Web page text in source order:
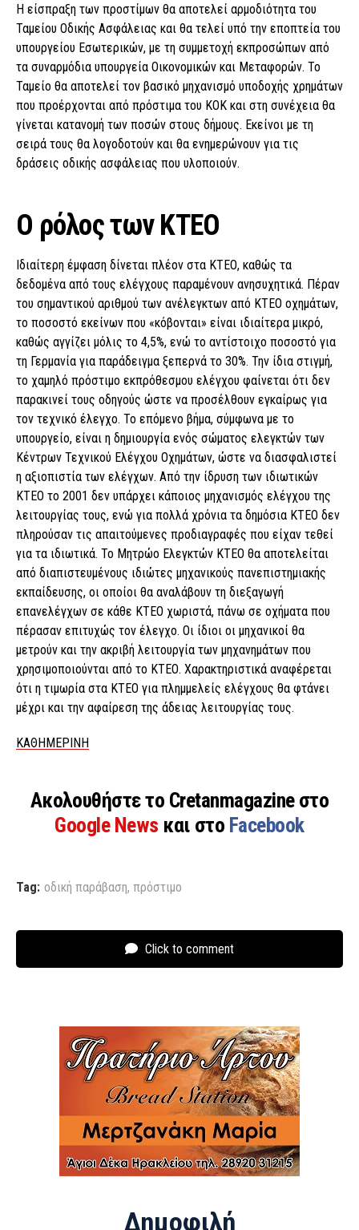
Η είσπραξη των προστίμων θα αποτελεί αρμοδιότητα του
Ταμείου Οδικής Ασφάλειας και θα τελεί υπό την εποπτεία του
υπουργείου Εσωτερικών, με τη συμμετοχή εκπροσώπων από
τα συναρμόδια υπουργεία Οικονομικών και Μεταφορών. Το
Ταμείο θα αποτελεί τον βασικό μηχανισμό υποδοχής χρημάτων
που προέρχονται από πρόστιμα του ΚΟΚ και στη συνέχεια θα
γίνεται κατανομή των ποσών στους δήμους. Εκείνοι με τη
σειρά τους θα λογοδοτούν και θα ενημερώνουν για τις
δράσεις οδικής ασφάλειας που υλοποιούν.
Ο ρόλος των ΚΤΕΟ
Ιδιαίτερη έμφαση δίνεται πλέον στα ΚΤΕΟ, καθώς τα
δεδομένα από τους ελέγχους παραμένουν ανησυχητικά. Πέραν
του σημαντικού αριθμού των ανέλεγκτων από ΚΤΕΟ οχημάτων,
το ποσοστό εκείνων που «κόβονται» είναι ιδιαίτερα μικρό,
καθώς αγγίζει μόλις το 4,5%, ενώ το αντίστοιχο ποσοστό για
τη Γερμανία για παράδειγμα ξεπερνά το 30%. Την ίδια στιγμή,
το χαμηλό πρόστιμο εκπρόθεσμου ελέγχου φαίνεται ότι δεν
παρακινεί τους οδηγούς ώστε να προσέλθουν εγκαίρως για
τον τεχνικό έλεγχο. Το επόμενο βήμα, σύμφωνα με το
υπουργείο, είναι η δημιουργία ενός σώματος ελεγκτών των
Κέντρων Τεχνικού Ελέγχου Οχημάτων, ώστε να διασφαλιστεί
η αξιοπιστία των ελέγχων. Από την ίδρυση των ιδιωτικών
ΚΤΕΟ το 2001 δεν υπάρχει κάποιος μηχανισμός ελέγχου της
λειτουργίας τους, ενώ για πολλά χρόνια τα δημόσια ΚΤΕΟ δεν
πληρούσαν τις απαιτούμενες προδιαγραφές που είχαν τεθεί
για τα ιδιωτικά. Το Μητρώο Ελεγκτών ΚΤΕΟ θα αποτελείται
από διαπιστευμένους ιδιώτες μηχανικούς πανεπιστημιακής
εκπαίδευσης, οι οποίοι θα αναλάβουν τη διεξαγωγή
επανελέγχων σε κάθε ΚΤΕΟ χωριστά, πάνω σε οχήματα που
πέρασαν επιτυχώς τον έλεγχο. Οι ίδιοι οι μηχανικοί θα
μετρούν και την ακριβή λειτουργία των μηχανημάτων που
χρησιμοποιούνται από το ΚΤΕΟ. Χαρακτηριστικά αναφέρεται
ότι η τιμωρία στα ΚΤΕΟ για πλημμελείς ελέγχους θα φτάνει
μέχρι και την αφαίρεση της άδειας λειτουργίας τους.
ΚΑΘΗΜΕΡΙΝΗ
Ακολουθήστε το Cretanmagazine στο
Google News και στο Facebook
Tag: οδική παράβαση, πρόστιμο
Click to comment
Δημοφιλή